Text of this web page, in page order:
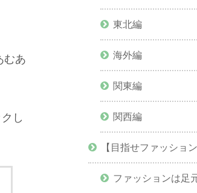
むあ
し
東北編
海外編
関東編
関西編
【目指せファッショ
ファッションは足